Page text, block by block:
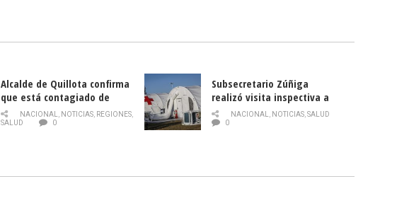
Alcalde de Quillota confirma
que está contagiado de
COVID-19
NACIONAL NOTICIAS REGIONES
SALUD
0
Subsecretario Zúñiga
realizó visita inspectiva a
Hospital Modular Sótero del
Río
NACIONAL NOTICIAS, SALUD
0